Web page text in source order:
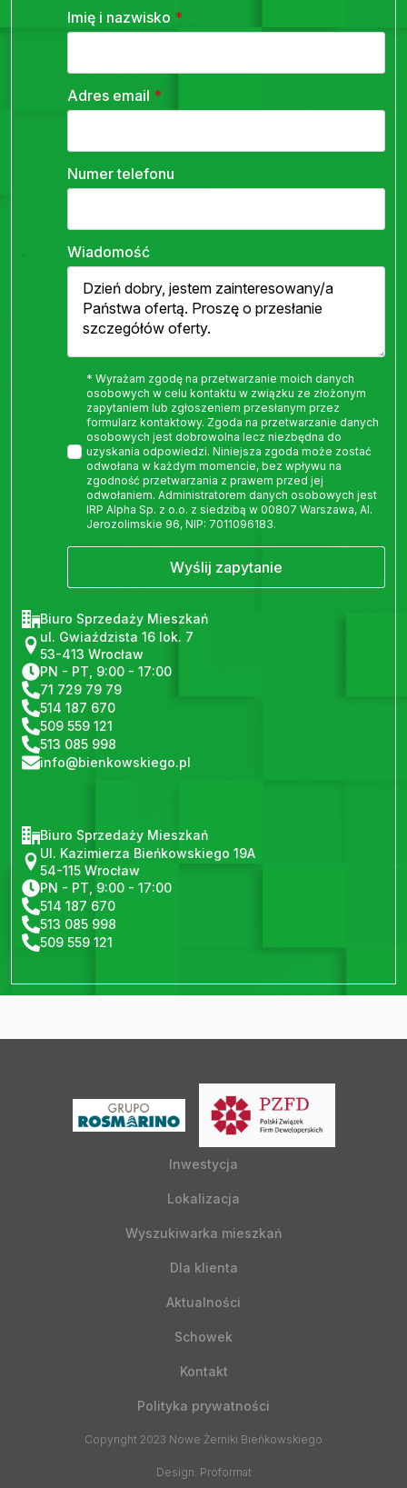
Imię i nazwisko *
Adres email *
Numer telefonu
Wiadomość
* Wyrażam zgodę na przetwarzanie moich danych
osobowych w celu kontaktu w związku ze złożonym
zapytaniem lub zgłoszeniem przesłanym przez
formularz kontaktowy. Zgoda na przetwarzanie danych
osobowych jest dobrowolna lecz niezbędna do
uzyskania odpowiedzi. Niniejsza zgoda może zostać
odwołana w każdym momencie, bez wpływu na
zgodność przetwarzania z prawem przed jej
odwołaniem. Administratorem danych osobowych jest
IRP Alpha Sp. z o.o. z siedzibą w 00807 Warszawa, Al.
Jerozolimskie 96, NIP: 7011096183.
Wyślij zapytanie
Biuro Sprzedaży Mieszkań
ul. Gwiaździsta 16 lok. 7
53-413 Wrocław
PN - PT, 9:00 - 17:00
71 729 79 79
514 187 670
509 559 121
513 085 998
info@bienkowskiego.pl
Biuro Sprzedaży Mieszkań
Ul. Kazimierza Bieńkowskiego 19A
54-115 Wrocław
PN - PT, 9:00 - 17:00
514 187 670
513 085 998
509 559 121
Inwestycja
Lokalizacja
Wyszukiwarka mieszkań
Dla klienta
Aktualności
Schowek
Kontakt
Polityka prywatności
Copyright 2023 Nowe Żerniki Bieńkowskiego
Design: Proformat